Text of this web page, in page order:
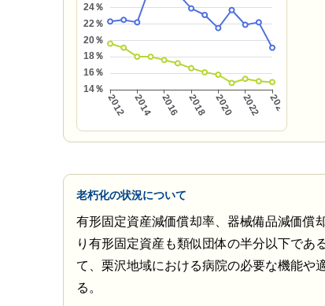
老朽化の状況について
有形固定資産減価償却率、器械備品減価償
り有形固定資産も類似団体の半分以下であ
て、栗沢地域における病院の必要な機能や
る。